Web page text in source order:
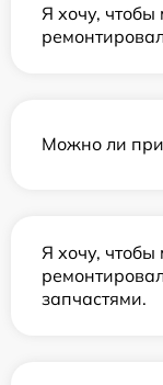
Я хочу, чтобы
Можно ли
Я хочу, чтобы
запчастями.